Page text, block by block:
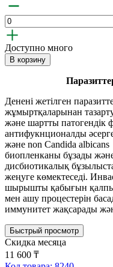
Доступно много
В корзину
Денені жетілген
жұмыртқаларынан
және шартты патогендік
антифукнционалды
және non Candida
биопленканы бұзады
дисбиотикалық
жеңуге көмектеседі.
шырышты қабығын
мен ашу процестерін
иммунитет жақсарады
Быстрый просмотр
Скидка месяца
11 600 ₸